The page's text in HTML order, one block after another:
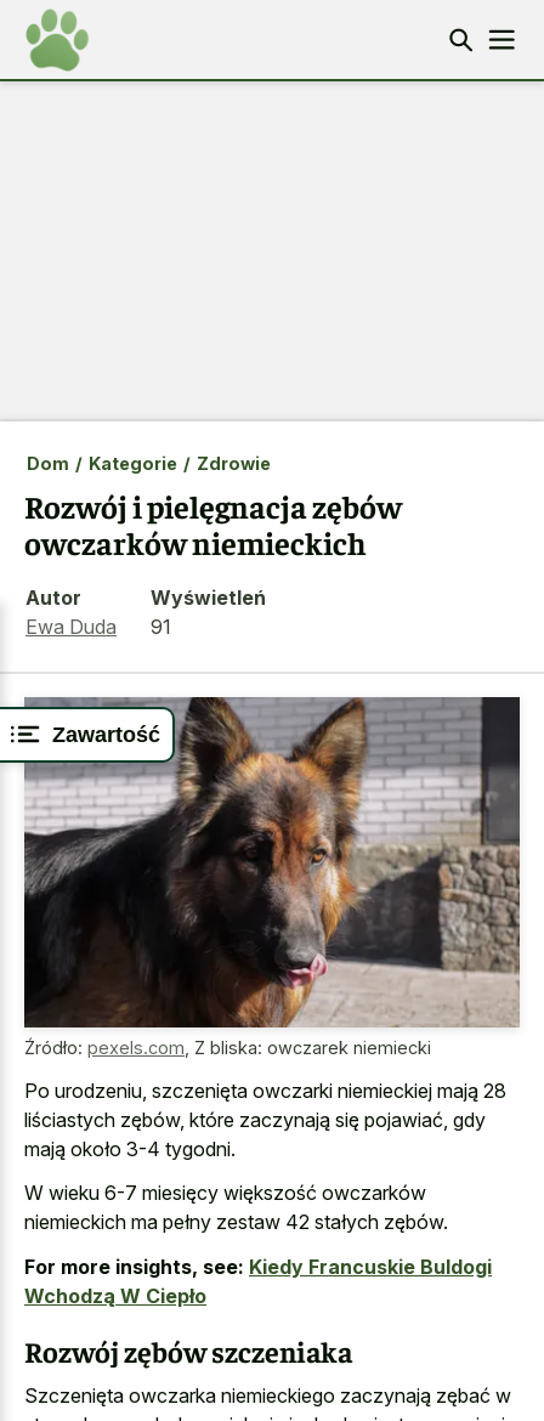
Zawartość
Dom / Kategorie / Zdrowie
Rozwój i pielęgnacja zębów
owczarków niemieckich
Autor
Ewa Duda
Wyświetleń
91
Źródło: pexels.com Z bliska: owczarek niemiecki
Po urodzeniu, szczenięta owczarki niemieckiej mają 28
liściastych zębów, które zaczynają się pojawiać, gdy
mają około 3-4 tygodni.
W wieku 6-7 miesięcy większość owczarków
niemieckich ma pełny zestaw 42 stałych zębów.
For more insights, see: Kiedy Francuskie Buldogi
Wchodzą W Ciepło
Rozwój zębów szczeniaka
Szczenięta owczarka niemieckiego zaczynają zębać w